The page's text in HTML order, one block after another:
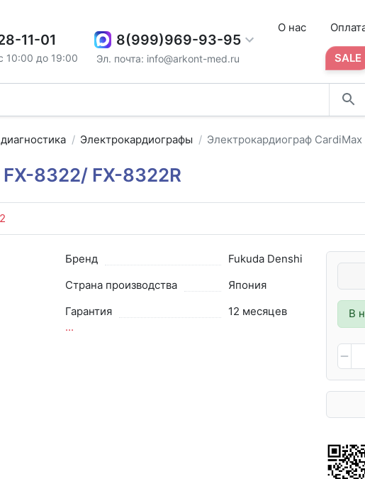
11-01
10:00 до 19:00
8(999)969-93-95
Эл. почта: info@arkont-med.ru
О нас
SALE
Электрокардиографы Электрокардиограф
8322/ FX-8322R
В
Бренд
Fukuda Denshi
Страна производства
Япония
Гарантия
12 месяцев
...